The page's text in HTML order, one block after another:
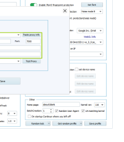
vmlogin.cc